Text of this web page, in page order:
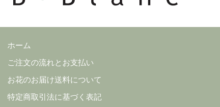
ホーム
ご注文の流れとお支払い
お花のお届け送料について
特定商取引法に基づく表記